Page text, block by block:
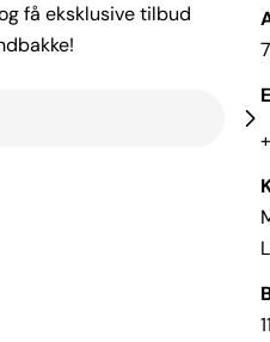
få eksklusive tilbud